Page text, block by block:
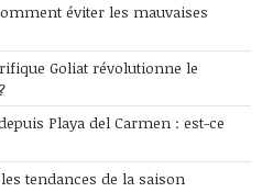
éviter les mauvaises
Goliat révolutionne le
Playa del Carmen : est-ce
tendances de la saison